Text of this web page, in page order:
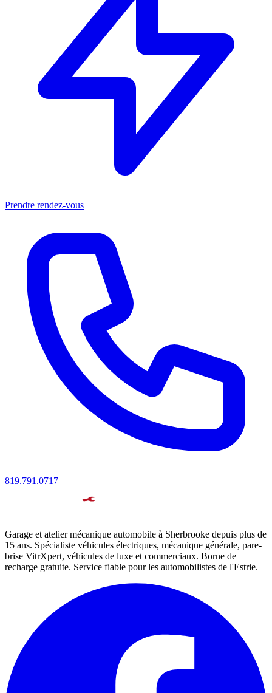
Prendre rendez-vous
819.791.0717
Garage et atelier mécanique automobile à Sherbrooke depuis plus de
15 ans. Spécialiste véhicules électriques, mécanique générale, pare-
brise VitrXpert, véhicules de luxe et commerciaux. Borne de
recharge gratuite. Service fiable pour les automobilistes de l'Estrie.